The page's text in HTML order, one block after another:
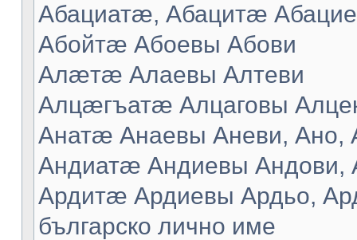
Абациатæ, Абацитæ
Абойтæ Абоевы Абови
Алæтæ Алаевы Алтеви
Алцæгъатæ Алцаговы
Анатæ Анаевы Аневи, Ано,
Андиатæ Андиевы Андови,
Ардитæ Ардиевы Ардьо,
българско лично име